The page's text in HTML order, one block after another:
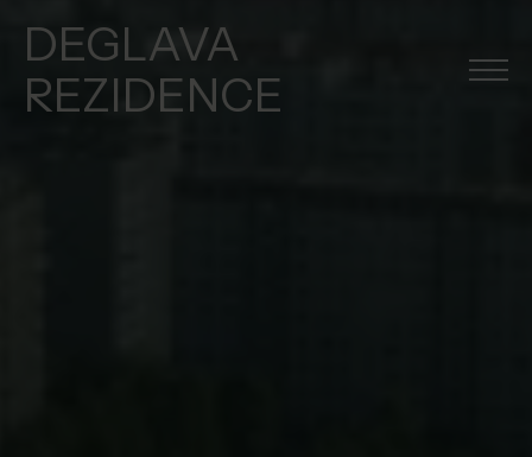
DEGLAVA
REZIDENCE